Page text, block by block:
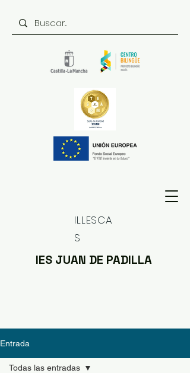
ILLESCA
S
IES JUAN DE PADILLA
Entrada
Todas las entradas